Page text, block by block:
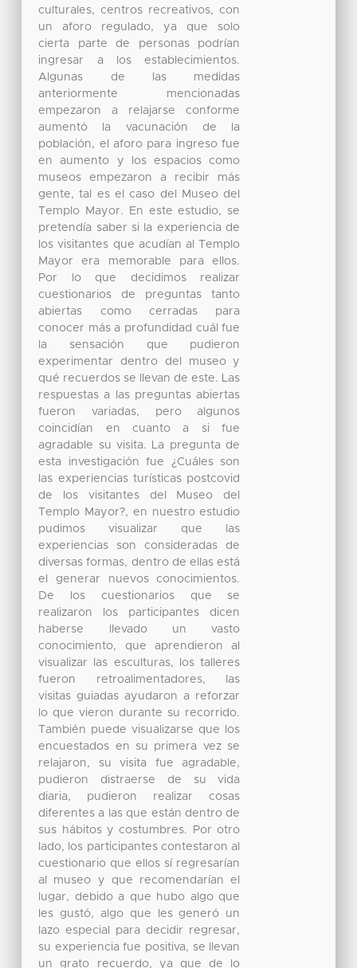
culturales, centros recreativos, con
un aforo regulado, ya que solo
cierta parte de personas podrían
ingresar a los establecimientos.
Algunas de las medidas
anteriormente mencionadas
empezaron a relajarse conforme
aumentó la vacunación de la
población, el aforo para ingreso fue
en aumento y los espacios como
museos empezaron a recibir más
gente, tal es el caso del Museo del
Templo Mayor. En este estudio, se
pretendía saber si la experiencia de
los visitantes que acudían al Templo
Mayor era memorable para ellos.
Por lo que decidimos realizar
cuestionarios de preguntas tanto
abiertas como cerradas para
conocer más a profundidad cuál fue
la sensación que pudieron
experimentar dentro del museo y
qué recuerdos se llevan de este. Las
respuestas a las preguntas abiertas
fueron variadas, pero algunos
coincidían en cuanto a si fue
agradable su visita. La pregunta de
esta investigación fue ¿Cuáles son
las experiencias turísticas postcovid
de los visitantes del Museo del
Templo Mayor?, en nuestro estudio
pudimos visualizar que las
experiencias son consideradas de
diversas formas, dentro de ellas está
el generar nuevos conocimientos.
De los cuestionarios que se
realizaron los participantes dicen
haberse llevado un vasto
conocimiento, que aprendieron al
visualizar las esculturas, los talleres
fueron retroalimentadores, las
visitas guiadas ayudaron a reforzar
lo que vieron durante su recorrido.
También puede visualizarse que los
encuestados en su primera vez se
relajaron, su visita fue agradable,
pudieron distraerse de su vida
diaria, pudieron realizar cosas
diferentes a las que están dentro de
sus hábitos y costumbres. Por otro
lado, los participantes contestaron al
cuestionario que ellos sí regresarían
al museo y que recomendarían el
lugar, debido a que hubo algo que
les gustó, algo que les generó un
lazo especial para decidir regresar,
su experiencia fue positiva, se llevan
un grato recuerdo, ya que de lo